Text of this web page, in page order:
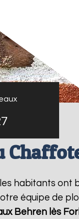
habitants ont
équipe de
Behren lès